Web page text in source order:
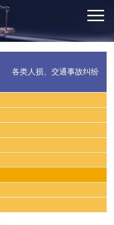
各类人损、交通事故纠纷